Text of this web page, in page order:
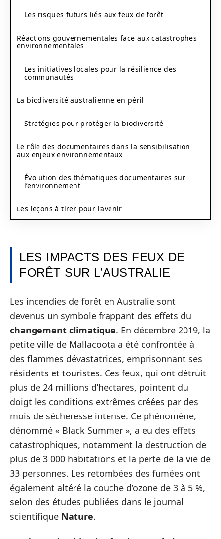
Les risques futurs liés aux feux de forêt
Réactions gouvernementales face aux catastrophes
environnementales
Les initiatives locales pour la résilience des
communautés
La biodiversité australienne en péril
Stratégies pour protéger la biodiversité
Le rôle des documentaires dans la sensibilisation
aux enjeux environnementaux
Évolution des thématiques documentaires sur
l’environnement
Les leçons à tirer pour l’avenir
LES IMPACTS DES FEUX DE
FORÊT SUR L’AUSTRALIE
Les incendies de forêt en Australie sont
devenus un symbole frappant des effets du
changement climatique. En décembre 2019, la
petite ville de Mallacoota a été confrontée à
des flammes dévastatrices, emprisonnant ses
résidents et touristes. Ces feux, qui ont détruit
plus de 24 millions d’hectares, pointent du
doigt les conditions extrêmes créées par des
mois de sécheresse intense. Ce phénomène,
dénommé « Black Summer », a eu des effets
catastrophiques, notamment la destruction de
plus de 3 000 habitations et la perte de la vie de
33 personnes. Les retombées des fumées ont
également altéré la couche d’ozone de 3 à 5 %,
selon des études publiées dans le journal
scientifique Nature.